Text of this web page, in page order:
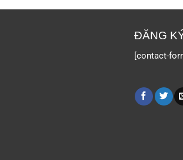
ĐĂNG
[contact-